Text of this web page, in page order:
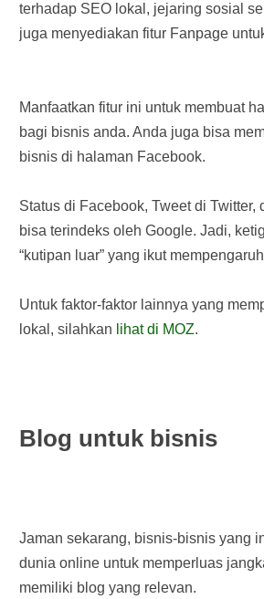
terhadap SEO lokal, jejaring sosial
juga menyediakan fitur Fanpage
Manfaatkan fitur ini untuk membuat
bagi bisnis anda. Anda juga bisa
bisnis di halaman Facebook.
Status di Facebook, Tweet di Twitter,
bisa terindeks oleh Google. Jadi,
“kutipan luar” yang ikut
Untuk faktor-faktor lainnya yang
lokal, silahkan lihat di MOZ.
Blog untuk bisnis
Jaman sekarang, bisnis-bisnis yang
dunia online untuk memperluas
memiliki blog yang relevan.